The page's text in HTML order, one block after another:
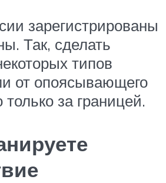
зарегистрированы
Так, сделать
типов
от опоясывающего
за границей.